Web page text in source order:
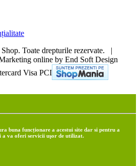
Toate drepturile rezervate. |
online by End Soft Design
buna funcționare a acestui site dar si pentru a
va oferi servicii uşor de utilizat.